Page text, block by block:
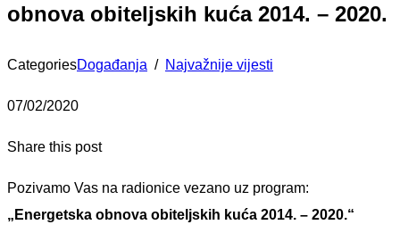
obnova obiteljskih kuća 2014. – 2020.
CategoriesDogađanja / Najvažnije vijesti
07/02/2020
Share this post
Pozivamo Vas na radionice vezano uz program:
„Energetska obnova obiteljskih kuća 2014. – 2020.“